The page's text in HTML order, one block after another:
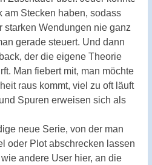
am Stecken haben, sodass
starken Wendungen nie ganz
gerade steuert. Und dann
der die eigene Theorie
Man fiebert mit, man möchte
raus kommt, viel zu oft läuft
Spuren erweisen sich als
neue Serie, von der man
oder Plot abschrecken lassen
andere User hier, an die